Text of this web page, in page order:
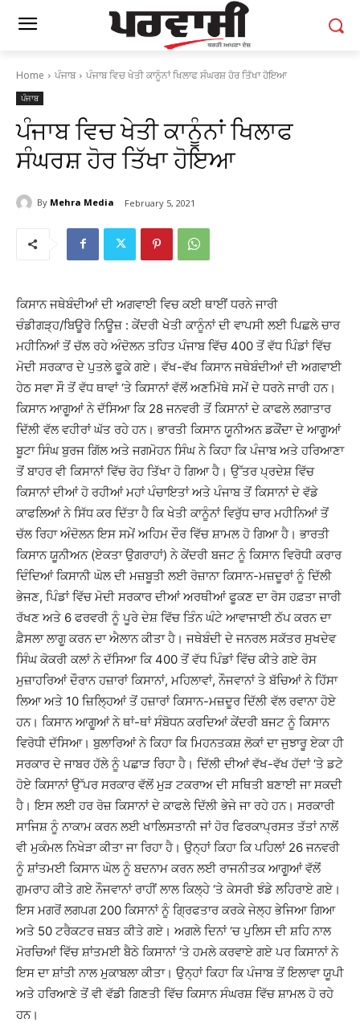
Home ਪੰਜਾਬ ਪੰਜਾਬ ਵਿਚ ਖੇਤੀ ਕਾਨੂੰਨਾਂ ਖਿਲਾਫ ਸੰਘਰਸ਼ ਹੋਰ ਤਿੱਖਾ ਹੋਇਆ
ਪੰਜਾਬ
ਪੰਜਾਬ ਵਿਚ ਖੇਤੀ ਕਾਨੂੰਨਾਂ ਖਿਲਾਫ
ਸੰਘਰਸ਼ ਹੋਰ ਤਿੱਖਾ ਹੋਇਆ
By Mehra Media February 5, 2021
ਕਿਸਾਨ ਜਥੇਬੰਦੀਆਂ ਦੀ ਅਗਵਾਈ ਵਿਚ ਕਈ ਥਾਈਂ ਧਰਨੇ ਜਾਰੀ
ਚੰਡੀਗੜ੍ਹ/ਬਿਊਰੋ ਨਿਊਜ਼ : ਕੇਂਦਰੀ ਖੇਤੀ ਕਾਨੂੰਨਾਂ ਦੀ ਵਾਪਸੀ ਲਈ ਪਿਛਲੇ ਚਾਰ
ਮਹੀਨਿਆਂ ਤੋਂ ਚੱਲ ਰਹੇ ਅੰਦੋਲਨ ਤਹਿਤ ਪੰਜਾਬ ਵਿੱਚ 400 ਤੋਂ ਵੱਧ ਪਿੰਡਾਂ ਵਿੱਚ
ਮੋਦੀ ਸਰਕਾਰ ਦੇ ਪੁਤਲੇ ਫੂਕੇ ਗਏ। ਵੱਖ-ਵੱਖ ਕਿਸਾਨ ਜਥੇਬੰਦੀਆਂ ਦੀ ਅਗਵਾਈ
ਹੇਠ ਸਵਾ ਸੌ ਤੋਂ ਵੱਧ ਥਾਵਾਂ ‘ਤੇ ਕਿਸਾਨਾਂ ਵੱਲੋਂ ਅਣਮਿੱਥੇ ਸਮੇਂ ਦੇ ਧਰਨੇ ਜਾਰੀ ਹਨ।
ਕਿਸਾਨ ਆਗੂਆਂ ਨੇ ਦੱਸਿਆ ਕਿ 28 ਜਨਵਰੀ ਤੋਂ ਕਿਸਾਨਾਂ ਦੇ ਕਾਫਲੇ ਲਗਾਤਾਰ
ਦਿੱਲੀ ਵੱਲ ਵਹੀਰਾਂ ਘੱਤ ਰਹੇ ਹਨ। ਭਾਰਤੀ ਕਿਸਾਨ ਯੂਨੀਅਨ ਡਕੌਂਦਾ ਦੇ ਆਗੂਆਂ
ਬੂਟਾ ਸਿੰਘ ਬੁਰਜ ਗਿੱਲ ਅਤੇ ਜਗਮੋਹਨ ਸਿੰਘ ਨੇ ਕਿਹਾ ਕਿ ਪੰਜਾਬ ਅਤੇ ਹਰਿਆਣਾ
ਤੋਂ ਬਾਹਰ ਵੀ ਕਿਸਾਨਾਂ ਵਿੱਚ ਰੋਹ ਤਿੱਖਾ ਹੋ ਗਿਆ ਹੈ। ਉੱਤਰ ਪ੍ਰਦੇਸ਼ ਵਿੱਚ
ਕਿਸਾਨਾਂ ਦੀਆਂ ਹੋ ਰਹੀਆਂ ਮਹਾਂ ਪੰਚਾਇਤਾਂ ਅਤੇ ਪੰਜਾਬ ਤੋਂ ਕਿਸਾਨਾਂ ਦੇ ਵੱਡੇ
ਕਾਫਲਿਆਂ ਨੇ ਸਿੱਧ ਕਰ ਦਿੱਤਾ ਹੈ ਕਿ ਖੇਤੀ ਕਾਨੂੰਨਾਂ ਵਿਰੁੱਧ ਚਾਰ ਮਹੀਨਿਆਂ ਤੋਂ
ਚੱਲ ਰਿਹਾ ਅੰਦੋਲਨ ਇਸ ਸਮੇਂ ਅਹਿਮ ਦੌਰ ਵਿੱਚ ਸ਼ਾਮਲ ਹੋ ਗਿਆ ਹੈ। ਭਾਰਤੀ
ਕਿਸਾਨ ਯੂਨੀਅਨ (ਏਕਤਾ ਉਗਰਾਹਾਂ) ਨੇ ਕੇਂਦਰੀ ਬਜਟ ਨੂੰ ਕਿਸਾਨ ਵਿਰੋਧੀ ਕਰਾਰ
ਦਿੰਦਿਆਂ ਕਿਸਾਨੀ ਘੋਲ ਦੀ ਮਜ਼ਬੂਤੀ ਲਈ ਰੋਜ਼ਾਨਾ ਕਿਸਾਨ-ਮਜ਼ਦੂਰਾਂ ਨੂੰ ਦਿੱਲੀ
ਭੇਜਣ, ਪਿੰਡਾਂ ਵਿੱਚ ਮੋਦੀ ਸਰਕਾਰ ਦੀਆਂ ਅਰਥੀਆਂ ਫੂਕਣ ਦਾ ਰੋਸ ਹਫ਼ਤਾ ਜਾਰੀ
ਰੱਖਣ ਅਤੇ 6 ਫਰਵਰੀ ਨੂੰ ਪੂਰੇ ਦੇਸ਼ ਵਿੱਚ ਤਿੰਨ ਘੰਟੇ ਆਵਾਜਾਈ ਠੱਪ ਕਰਨ ਦਾ
ਫ਼ੈਸਲਾ ਲਾਗੂ ਕਰਨ ਦਾ ਐਲਾਨ ਕੀਤਾ ਹੈ। ਜਥੇਬੰਦੀ ਦੇ ਜਨਰਲ ਸਕੱਤਰ ਸੁਖਦੇਵ
ਸਿੰਘ ਕੋਕਰੀ ਕਲਾਂ ਨੇ ਦੱਸਿਆ ਕਿ 400 ਤੋਂ ਵੱਧ ਪਿੰਡਾਂ ਵਿੱਚ ਕੀਤੇ ਗਏ ਰੋਸ
ਮੁਜ਼ਾਹਰਿਆਂ ਦੌਰਾਨ ਹਜ਼ਾਰਾਂ ਕਿਸਾਨਾਂ, ਮਹਿਲਾਵਾਂ, ਨੌਜਵਾਨਾਂ ਤੇ ਬੱਚਿਆਂ ਨੇ ਹਿੱਸਾ
ਲਿਆ ਅਤੇ 10 ਜ਼ਿਲ੍ਹਿਆਂ ਤੋਂ ਹਜ਼ਾਰਾਂ ਕਿਸਾਨ-ਮਜ਼ਦੂਰ ਦਿੱਲੀ ਵੱਲ ਰਵਾਨਾ ਹੋਏ
ਹਨ। ਕਿਸਾਨ ਆਗੂਆਂ ਨੇ ਥਾਂ-ਥਾਂ ਸੰਬੋਧਨ ਕਰਦਿਆਂ ਕੇਂਦਰੀ ਬਜਟ ਨੂੰ ਕਿਸਾਨ
ਵਿਰੋਧੀ ਦੱਸਿਆ। ਬੁਲਾਰਿਆਂ ਨੇ ਕਿਹਾ ਕਿ ਮਿਹਨਤਕਸ਼ ਲੋਕਾਂ ਦਾ ਜੁਝਾਰੂ ਏਕਾ ਹੀ
ਸਰਕਾਰ ਦੇ ਜਾਬਰ ਹੱਲੇ ਨੂੰ ਪਛਾੜ ਰਿਹਾ ਹੈ। ਦਿੱਲੀ ਦੀਆਂ ਵੱਖ-ਵੱਖ ਹੱਦਾਂ ‘ਤੇ ਡਟੇ
ਹੋਏ ਕਿਸਾਨਾਂ ਉੱਪਰ ਸਰਕਾਰ ਵੱਲੋਂ ਮੁੜ ਟਕਰਾਅ ਦੀ ਸਥਿਤੀ ਬਣਾਈ ਜਾ ਸਕਦੀ
ਹੈ। ਇਸ ਲਈ ਹਰ ਰੋਜ਼ ਕਿਸਾਨਾਂ ਦੇ ਕਾਫਲੇ ਦਿੱਲੀ ਭੇਜੇ ਜਾ ਰਹੇ ਹਨ। ਸਰਕਾਰੀ
ਸਾਜਿਸ਼ ਨੂੰ ਨਾਕਾਮ ਕਰਨ ਲਈ ਖਾਲਿਸਤਾਨੀ ਜਾਂ ਹੋਰ ਫਿਰਕਾਪ੍ਰਸਤ ਤੱਤਾਂ ਨਾਲੋਂ
ਵੀ ਮੁਕੰਮਲ ਨਿਖੇੜਾ ਕੀਤਾ ਜਾ ਰਿਹਾ ਹੈ। ਉਨ੍ਹਾਂ ਕਿਹਾ ਕਿ ਪਹਿਲਾਂ 26 ਜਨਵਰੀ
ਨੂੰ ਸ਼ਾਂਤਮਈ ਕਿਸਾਨ ਘੋਲ ਨੂੰ ਬਦਨਾਮ ਕਰਨ ਲਈ ਰਾਜਨੀਤਕ ਆਗੂਆਂ ਵੱਲੋਂ
ਗੁਮਰਾਹ ਕੀਤੇ ਗਏ ਨੌਜਵਾਨਾਂ ਰਾਹੀਂ ਲਾਲ ਕਿਲ੍ਹੇ ‘ਤੇ ਕੇਸਰੀ ਝੰਡੇ ਲਹਿਰਾਏ ਗਏ।
ਇਸ ਮਗਰੋਂ ਲਗਪਗ 200 ਕਿਸਾਨਾਂ ਨੂੰ ਗ੍ਰਿਫਤਾਰ ਕਰਕੇ ਜੇਲ੍ਹ ਭੇਜਿਆ ਗਿਆ
ਅਤੇ 50 ਟਰੈਕਟਰ ਜ਼ਬਤ ਕੀਤੇ ਗਏ। ਅਗਲੇ ਦਿਨਾਂ ‘ਚ ਪੁਲਿਸ ਦੀ ਸ਼ਹਿ ਨਾਲ
ਮੋਰਚਿਆਂ ਵਿੱਚ ਸ਼ਾਂਤਮਈ ਬੈਠੇ ਕਿਸਾਨਾਂ ‘ਤੇ ਹਮਲੇ ਕਰਵਾਏ ਗਏ ਪਰ ਕਿਸਾਨਾਂ ਨੇ
ਇਸ ਦਾ ਸ਼ਾਂਤੀ ਨਾਲ ਮੁਕਾਬਲਾ ਕੀਤਾ। ਉਨ੍ਹਾਂ ਕਿਹਾ ਕਿ ਪੰਜਾਬ ਤੋਂ ਇਲਾਵਾ ਯੂਪੀ
ਅਤੇ ਹਰਿਆਣੇ ਤੋਂ ਵੀ ਵੱਡੀ ਗਿਣਤੀ ਵਿੱਚ ਕਿਸਾਨ ਸੰਘਰਸ਼ ਵਿੱਚ ਸ਼ਾਮਲ ਹੋ ਰਹੇ
ਹਨ।